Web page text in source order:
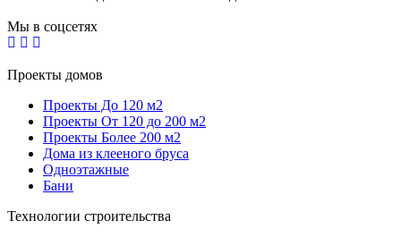
Мы в соцсетях
Проекты домов
Проекты До 120 м2
Проекты От 120 до 200 м2
Проекты Более 200 м2
Дома из клееного бруса
Одноэтажные
Бани
Технологии строительства